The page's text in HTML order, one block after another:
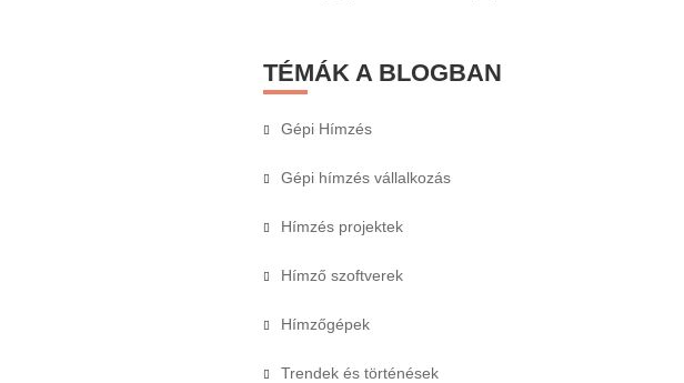
TÉMÁK A BLOGBAN
Gépi Hímzés
Gépi hímzés vállalkozás
Hímzés projektek
Hímző szoftverek
Hímzőgépek
Trendek és történések